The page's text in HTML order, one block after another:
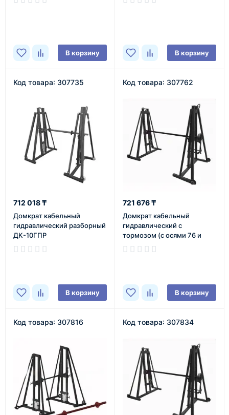
В корзину В корзину
Код товара: 307735
712 018 ₸
Домкрат кабельный
гидравлический разборный
ДК-10ГПР
В корзину
Код товара: 307762
721 676 ₸
Домкрат кабельный
гидравлический с
тормозом (с осями 76 и
48мм) ДК-8ГПТ
В корзину
Код товара: 307816 Код товара: 307834